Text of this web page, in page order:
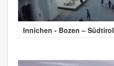
Innichen - Bozen – Südtirol